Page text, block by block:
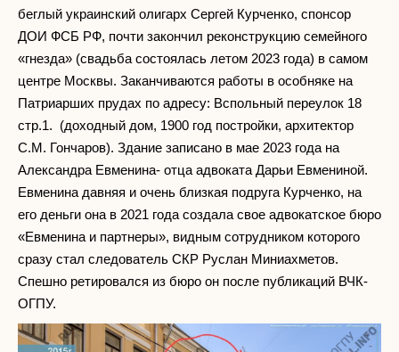
беглый украинский олигарх Сергей Курченко, спонсор
ДОИ ФСБ РФ, почти закончил реконструкцию семейного
«гнезда» (свадьба состоялась летом 2023 года) в самом
центре Москвы. Заканчиваются работы в особняке на
Патриарших прудах по адресу: Вспольный переулок 18
стр.1. (доходный дом, 1900 год постройки, архитектор
С.М. Гончаров). Здание записано в мае 2023 года на
Александра Евменина- отца адвоката Дарьи Евмениной.
Евменина давняя и очень близкая подруга Курченко, на
его деньги она в 2021 года создала свое адвокатское бюро
«Евменина и партнеры», видным сотрудником которого
сразу стал следователь СКР Руслан Миниахметов.
Спешно ретировался из бюро он после публикаций ВЧК-
ОГПУ.